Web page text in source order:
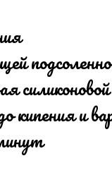
кипения и